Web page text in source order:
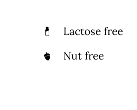
Lactose free
Nut free